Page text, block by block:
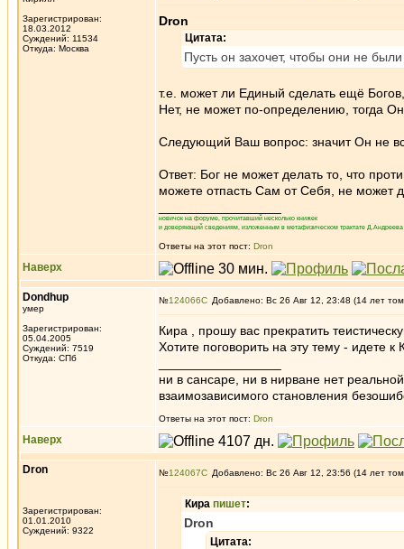
Зарегистрирован:
18.03.2012
Суждений: 11534
Откуда: Москва
Dron
Цитата:
Пусть он захочет, чтобы они не
т.е. может ли Единый сделать ещё
Нет, не может по-определению, тогда
Следующий Ваш вопрос: значит Он не
Ответ: Бог не может делать то, что
можете отпасть Сам от Себя, не может
новичок на форуме, прочитавший несколько книжек
и доверяющий сведениям, изложенным в метафизическом трактате
Ответы на этот пост: Dron
Наверх
Dondhup
умер
Зарегистрирован:
05.04.2005
Суждений: 7519
Откуда: СПб
№124066 Добавлено: Вс 26 Авг 12, 23:48 (14 лет
Кира , прошу вас прекратить
Хотите поговорить на эту тему - идете к
ни в сансаре, ни в нирване нет
взаимозависимого становления
Ответы на этот пост: Dron
Наверх
Dron
Зарегистрирован:
01.01.2010
Суждений: 9322
№124067 Добавлено: Вс 26 Авг 12, 23:56 (14 лет
Кира пишет:
Dron
Цитата: